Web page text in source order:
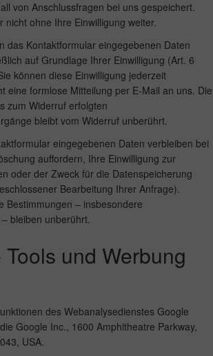
von Anschlussfragen bei uns gespeichert.
nicht ohne Ihre Einwilligung weiter.
das Kontaktformular eingegebenen Daten
auf Grundlage Ihrer Einwilligung (Art. 6
können diese Einwilligung jederzeit
eine formlose Mitteilung per E-Mail an uns. Die
zum Widerruf erfolgten
bleibt vom Widerruf unberührt.
eingegebenen Daten verbleiben bei
auffordern, Ihre Einwilligung zur
oder der Zweck für die Datenspeicherung
Bearbeitung Ihrer Anfrage).
Bestimmungen – insbesondere
bleiben unberührt.
und Werbung
des Webanalysedienstes Google
Google Inc., 1600 Amphitheatre Parkway,
USA.